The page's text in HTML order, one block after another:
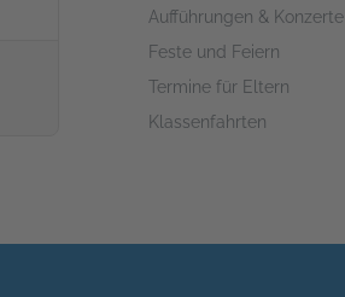
Aufführungen & Konzerte
Feste und Feiern
Termine für Eltern
Klassenfahrten